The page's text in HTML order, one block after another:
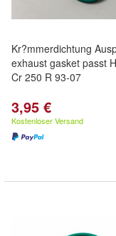
Kr?mmerdichtung
exhaust gasket passt
Cr 250 R 93-07
3,95 €
Kostenloser Versand